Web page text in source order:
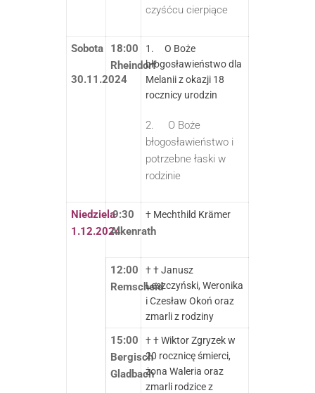
czyśćcu cierpiące
Sobota
30.11.2024
18:00
Rheindorf
1. O Boże
błogosławieństwo dla
Melanii z okazji 18
rocznicy urodzin
2. O Boże
błogosławieństwo i
potrzebne łaski w
rodzinie
Niedziela
1.12.2024
9:30
Alkenrath
† Mechthild Krämer
12:00
Remscheid
† † Janusz
Leszczyński, Weronika
i Czesław Okoń oraz
zmarli z rodziny
15:00
Bergisch
Gladbach
† † Wiktor Zgryzek w
20 rocznicę śmierci,
żona Waleria oraz
zmarli rodzice z